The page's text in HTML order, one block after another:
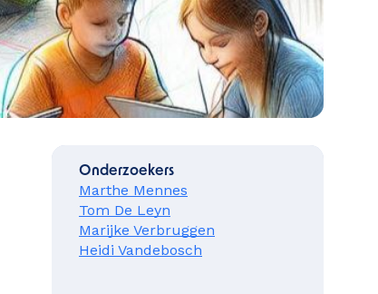
Onderzoekers
Marthe Mennes
Tom De Leyn
Marijke Verbruggen
Heidi Vandebosch